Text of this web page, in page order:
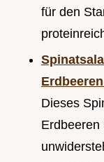
für den
Dieses
Erdbeeren